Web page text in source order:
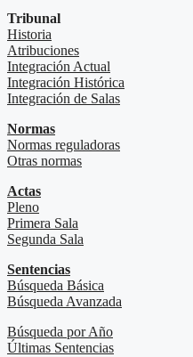
Tribunal
Historia
Atribuciones
Integración Actual
Integración Histórica
Integración de Salas
Normas
Normas reguladoras
Otras normas
Actas
Pleno
Primera Sala
Segunda Sala
Sentencias
Búsqueda Básica
Búsqueda Avanzada
Búsqueda por Año
Últimas Sentencias